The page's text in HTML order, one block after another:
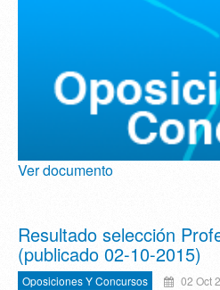
Ver documento
Resultado selección
(publicado 02-10-2015)
Oposiciones Y Concursos 02 Oct